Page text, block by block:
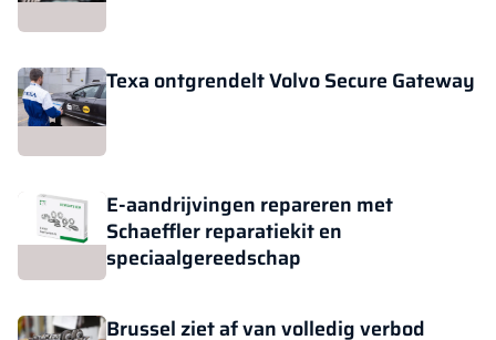
Texa ontgrendelt Volvo Secure Gateway
E-aandrijvingen repareren met
Schaeffler reparatiekit en
speciaalgereedschap
Brussel ziet af van volledig verbod